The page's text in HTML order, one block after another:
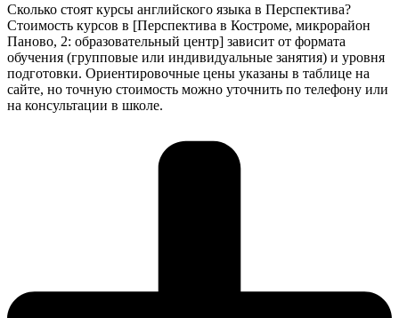
Сколько стоят курсы английского языка в Перспектива?
Стоимость курсов в [Перспектива в Костроме, микрорайон
Паново, 2: образовательный центр] зависит от формата
обучения (групповые или индивидуальные занятия) и уровня
подготовки. Ориентировочные цены указаны в таблице на
сайте, но точную стоимость можно уточнить по телефону или
на консультации в школе.